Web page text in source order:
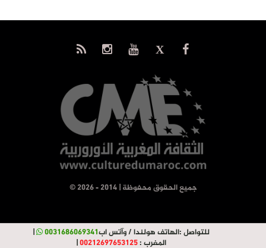
© جميع الحقوق محفوظة | 2014 - 2026
للتواصل :الهاتف هولندا / وآتس اب0031686069341
|
المغرب :00212697653125
|